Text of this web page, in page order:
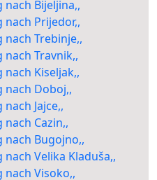
Bijeljina,,
Prijedor,,
Trebinje,,
Travnik,,
Kiseljak,,
nach Doboj,,
Jajce,,
Cazin,,
nach Bugojno,,
Velika Kladuša,,
Visoko,,